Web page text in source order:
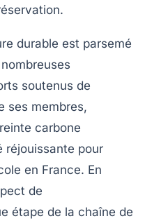
durable est parsemé
soutenus de
ses membres,
carbone
réjouissante pour
en France. En
de
étape de la chaîne de